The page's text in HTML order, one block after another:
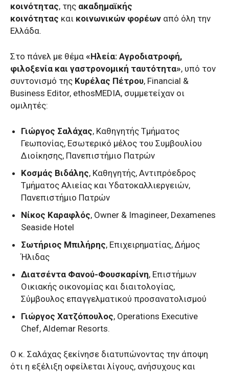
κοινότητας, της ακαδημαϊκής
κοινότητας και κοινωνικών φορέων από όλη την
Ελλάδα.
Στο πάνελ με θέμα «Ηλεία: Αγροδιατροφή,
φιλοξενία και γαστρονομική ταυτότητα», υπό τον
συντονισμό της Κυρέλας Πέτρου, Financial &
Business Editor, ethosMEDIA, συμμετείχαν οι
ομιλητές:
Γιώργος Σαλάχας, Καθηγητής Τμήματος
Γεωπονίας, Εσωτερικό μέλος του Συμβουλίου
Διοίκησης, Πανεπιστήμιο Πατρών
Κοσμάς Βιδάλης, Καθηγητής, Αντιπρόεδρος
Τμήματος Αλιείας και Υδατοκαλλιεργειών,
Πανεπιστήμιο Πατρών
Νίκος Καραφλός, Owner & Imagineer, Dexamenes
Seaside Hotel
Σωτήριος Μπιλήρης, Επιχειρηματίας, Δήμος
Ήλιδας
Διατσέντα Φανού-Φουσκαρίνη, Επιστήμων
Οικιακής οικονομίας και διαιτολογίας,
Σύμβουλος επαγγελματικού προσανατολισμού
Γιώργος Χατζόπουλος, Operations Executive
Chef, Aldemar Resorts.
Ο κ. Σαλάχας ξεκίνησε διατυπώνοντας την άποψη
ότι η εξέλιξη οφείλεται λίγους, ανήσυχους και